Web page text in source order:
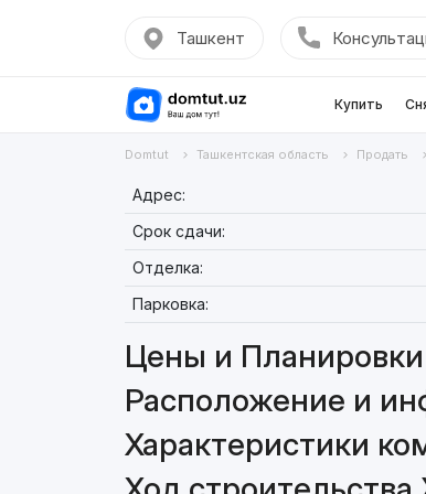
Ташкент
Купить
Domtut Ташкентская область Продать
Адрес:
Срок сдачи:
Отделка:
Парковка:
Цены и
Расположение и
Характеристики